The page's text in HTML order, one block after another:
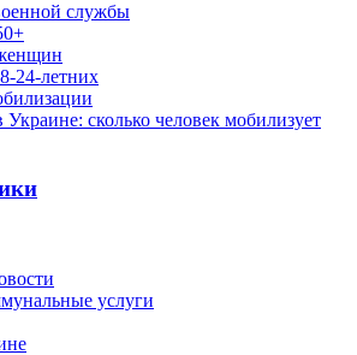
службы
24-летних
сколько человек мобилизует
услуги